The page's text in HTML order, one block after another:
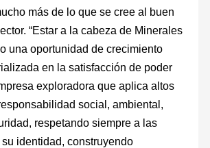
más de lo que se cree al buen
“Estar a la cabeza de Minerales
una oportunidad de crecimiento
en la satisfacción de poder
exploradora que aplica altos
social, ambiental,
respetando siempre a las
identidad, construyendo